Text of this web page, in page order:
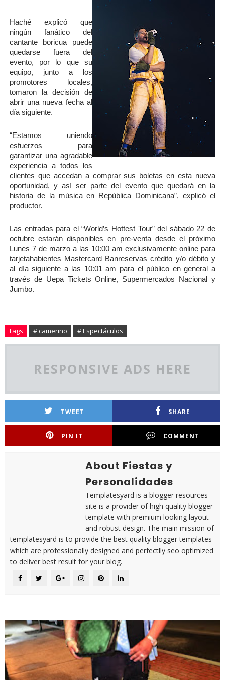
Haché explicó que
ningún fanático del
cantante boricua puede
quedarse fuera del
evento, por lo que su
equipo, junto a los
promotores locales,
tomaron la decisión de
abrir una nueva fecha al
día siguiente.
“Estamos uniendo
esfuerzos para
garantizar una agradable
experiencia a todos los
clientes que accedan a comprar sus boletas en esta nueva
oportunidad, y así ser parte del evento que quedará en la
historia de la música en República Dominicana”, explicó el
productor.
Las entradas para el “World’s Hottest Tour” del sábado 22 de
octubre estarán disponibles en pre-venta desde el próximo
Lunes 7 de marzo a las 10:00 am exclusivamente online para
tarjetahabientes Mastercard Banreservas crédito y/o débito y
al día siguiente a las 10:01 am para el público en general a
través de Uepa Tickets Online, Supermercados Nacional y
Jumbo.
Tags # camerino # Espectáculos
RESPONSIVE ADS HERE
TWEET SHARE
PIN IT COMMENT
About Fiestas y
Personalidades
Templatesyard is a blogger resources
site is a provider of high quality blogger
template with premium looking layout
and robust design. The main mission of
templatesyard is to provide the best quality blogger templates
which are professionally designed and perfectlly seo optimized
to deliver best result for your blog.